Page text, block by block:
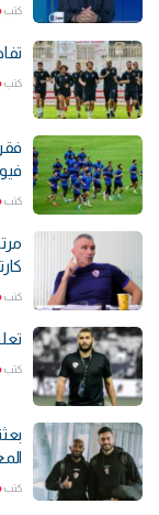
كتب
كتب
كتب
كتب
كتب
كتب